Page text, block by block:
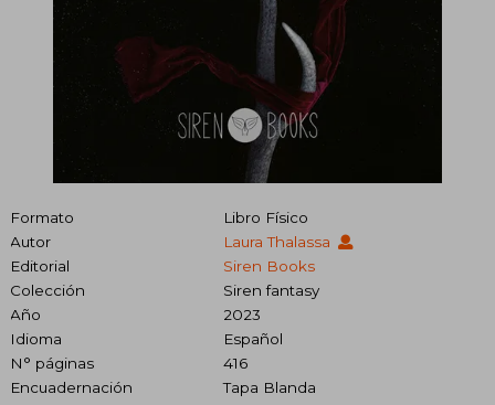
Formato
Libro Físico
Autor
Laura Thalassa
Editorial
Siren Books
Colección
Siren fantasy
Año
2023
Idioma
Español
N° páginas
416
Encuadernación
Tapa Blanda